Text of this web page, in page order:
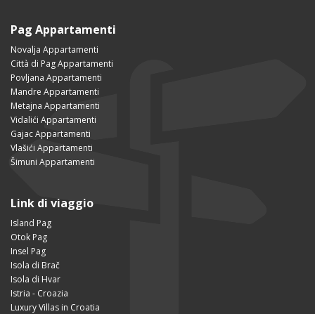
Pag Appartamenti
Novalja Appartamenti
Città di Pag Appartamenti
Povljana Appartamenti
Mandre Appartamenti
Metajna Appartamenti
Vidalići Appartamenti
Gajac Appartamenti
Vlašići Appartamenti
Šimuni Appartamenti
Link di viaggio
Island Pag
Otok Pag
Insel Pag
Isola di Brač
Isola di Hvar
Istria - Croazia
Luxury Villas in Croatia